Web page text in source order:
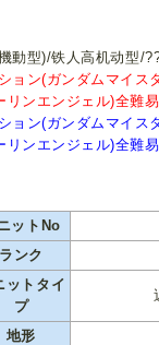
動型)/铁人高机动型/
ョン(ガンダムマイス
ンエンジェル)全難
ョン(ガンダムマイス
ンエンジェル)全難
ットNo
ランク
ットタイ
プ
地形